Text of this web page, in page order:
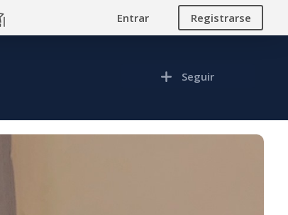
Entrar Registrarse
Seguir